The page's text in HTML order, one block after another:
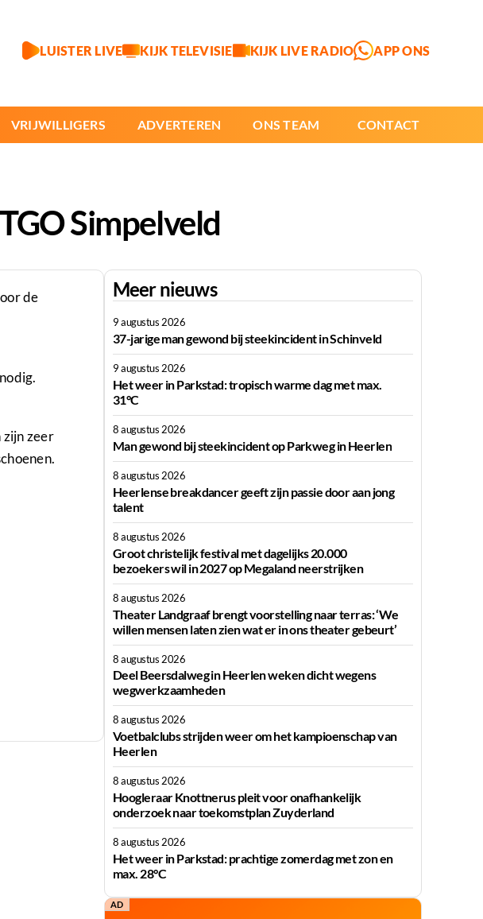
LUISTER LIVE KIJK TELEVISIE KIJK LIVE RADIO APP ONS
VRIJWILLIGERS ADVERTEREN ONS TEAM CONTACT
Simpelveld
de
zijn zeer
Meer nieuws
9 augustus 2026
37-jarige man gewond bij steekincident in Schinveld
9 augustus 2026
Het weer in Parkstad: tropisch warme dag met max.
31°C
8 augustus 2026
Man gewond bij steekincident op Parkweg in Heerlen
8 augustus 2026
Heerlense breakdancer geeft zijn passie door aan jong
talent
8 augustus 2026
Groot christelijk festival met dagelijks 20.000
bezoekers wil in 2027 op Megaland neerstrijken
8 augustus 2026
Theater Landgraaf brengt voorstelling naar terras: ‘We
willen mensen laten zien wat er in ons theater gebeurt’
8 augustus 2026
Deel Beersdalweg in Heerlen weken dicht wegens
wegwerkzaamheden
8 augustus 2026
Voetbalclubs strijden weer om het kampioenschap van
Heerlen
8 augustus 2026
Hoogleraar Knottnerus pleit voor onafhankelijk
onderzoek naar toekomstplan Zuyderland
8 augustus 2026
Het weer in Parkstad: prachtige zomerdag met zon en
max. 28°C
AD